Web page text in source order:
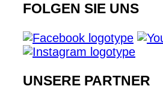
FOLGEN SIE UNS
UNSERE PARTNER